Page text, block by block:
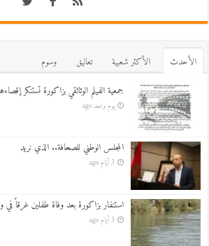
اﻷحدث اﻷكثر شعبية تعاليق
وسوم
جمعية الفيلم الوثائقي بزاكورة تستنكر
يوم واحد ago
المجلس الوطني للصحافة.. الذي نريد
3 أيام ago
استنفار بزاكورة بعد وفاة طفلين غرقاً في
3 أيام ago